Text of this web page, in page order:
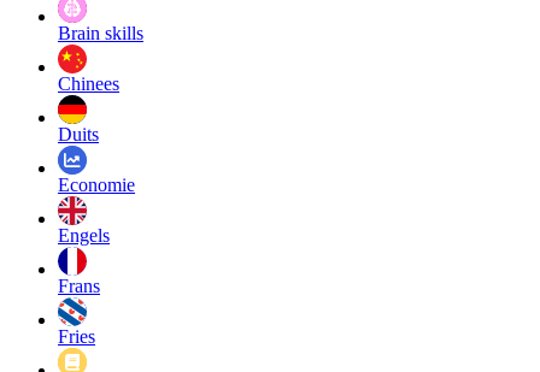
Brain skills
Chinees
Duits
Economie
Engels
Frans
Fries